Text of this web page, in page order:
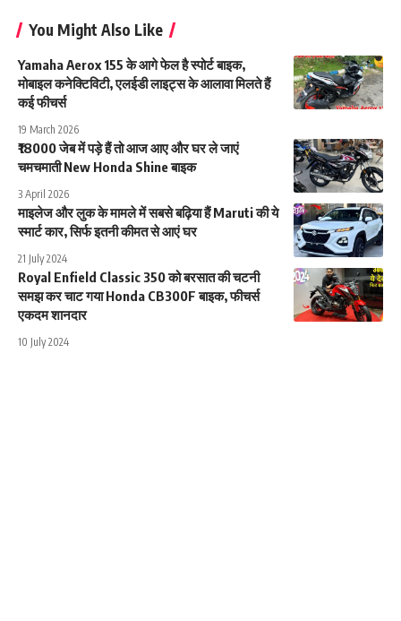
You Might Also Like
Yamaha Aerox 155 के आगे फेल है स्पोर्ट बाइक,
मोबाइल कनेक्टिविटी, एलईडी लाइट्स के आलावा मिलते हैं
कई फीचर्स
19 March 2026
₹18000 जेब में पड़े हैं तो आज आए और घर ले जाएं
चमचमाती New Honda Shine बाइक
3 April 2026
माइलेज और लुक के मामले में सबसे बढ़िया हैं Maruti की ये
स्मार्ट कार, सिर्फ इतनी कीमत से आएं घर
21 July 2024
Royal Enfield Classic 350 को बरसात की चटनी
समझ कर चाट गया Honda CB300F बाइक, फीचर्स
एकदम शानदार
10 July 2024